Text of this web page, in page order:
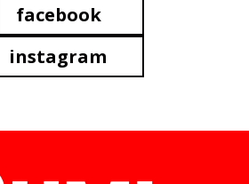
facebook
instagram